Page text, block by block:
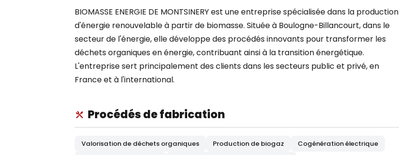
BIOMASSE ENERGIE DE MONTSINERY est une entreprise spécialisée dans la production
d'énergie renouvelable à partir de biomasse. Située à Boulogne-Billancourt, dans le
secteur de l'énergie, elle développe des procédés innovants pour transformer les
déchets organiques en énergie, contribuant ainsi à la transition énergétique.
L'entreprise sert principalement des clients dans les secteurs public et privé, en
France et à l'international.
Procédés de fabrication
Valorisation de déchets organiques Production de biogaz
Cogénération électrique